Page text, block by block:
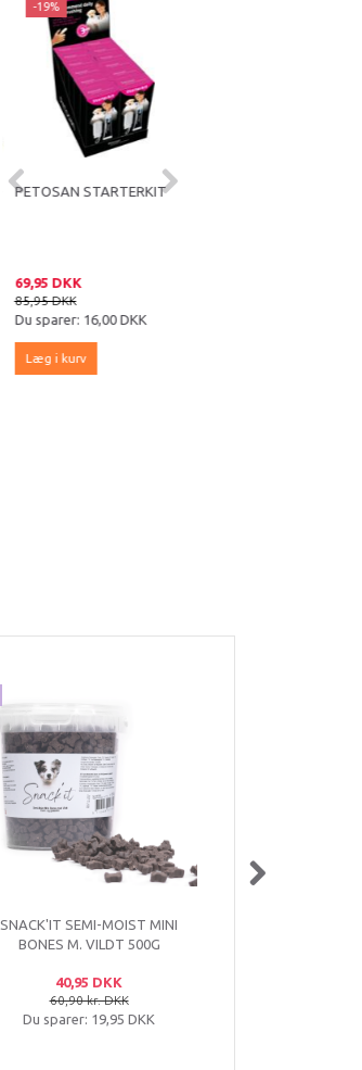
-19%
PETOSAN STARTERKIT
69,95 DKK
85,95 DKK
Du sparer:16,00 DKK
Læg i kurv
SNACK'IT SEMI-MOIST MINI
BONES M. VILDT 500G
40,95 DKK
60,90 kr. DKK
Du sparer: 19,95 DKK